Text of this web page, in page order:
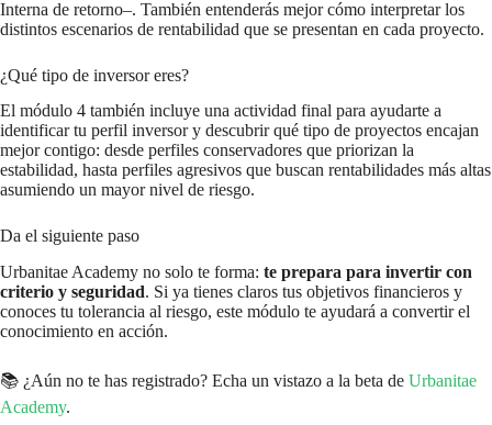
Interna de retorno–. También entenderás mejor cómo interpretar los
distintos escenarios de rentabilidad que se presentan en cada proyecto.
¿Qué tipo de inversor eres?
El módulo 4 también incluye una actividad final para ayudarte a
identificar tu perfil inversor y descubrir qué tipo de proyectos encajan
mejor contigo: desde perfiles conservadores que priorizan la
estabilidad, hasta perfiles agresivos que buscan rentabilidades más altas
asumiendo un mayor nivel de riesgo.
Da el siguiente paso
Urbanitae Academy no solo te forma: te prepara para invertir con
criterio y seguridad. Si ya tienes claros tus objetivos financieros y
conoces tu tolerancia al riesgo, este módulo te ayudará a convertir el
conocimiento en acción.
📚 ¿Aún no te has registrado? Echa un vistazo a la beta de Urbanitae
Academy.